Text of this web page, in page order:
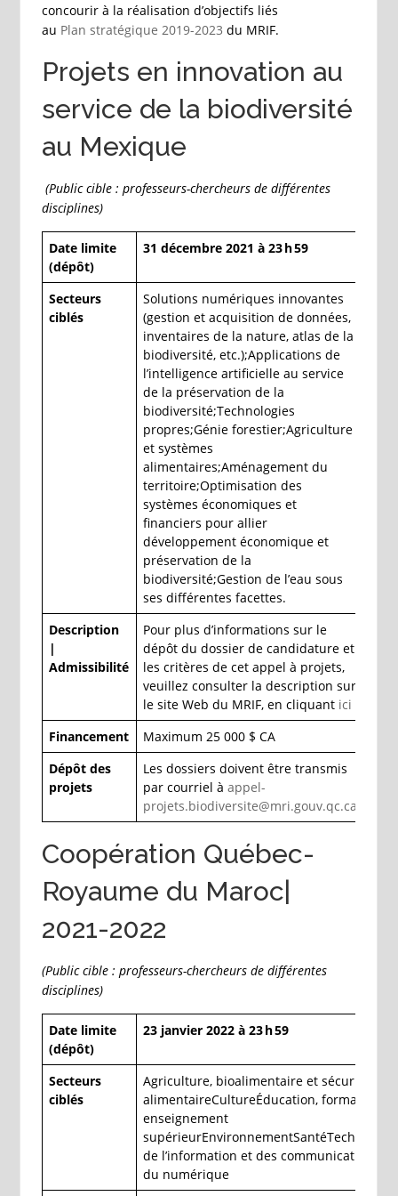
concourir à la réalisation d’objectifs liés
au Plan stratégique 2019-2023 du MRIF.
Projets en innovation au
service de la biodiversité
au Mexique
(Public cible : professeurs-chercheurs de différentes
disciplines)
Date limite
(dépôt)
31 décembre 2021 à 23 h 59
Secteurs
ciblés
Solutions numériques innovantes
(gestion et acquisition de données,
inventaires de la nature, atlas de la
biodiversité, etc.);Applications de
l’intelligence artificielle au service
de la préservation de la
biodiversité;Technologies
propres;Génie forestier;Agriculture
et systèmes
alimentaires;Aménagement du
territoire;Optimisation des
systèmes économiques et
financiers pour allier
développement économique et
préservation de la
biodiversité;Gestion de l’eau sous
ses différentes facettes.
Description
|
Admissibilité
Pour plus d’informations sur le
dépôt du dossier de candidature et
les critères de cet appel à projets,
veuillez consulter la description sur
le site Web du MRIF, en cliquant ici
Financement
Maximum 25 000 $ CA
Dépôt des
projets
Les dossiers doivent être transmis
par courriel à appel-
projets.biodiversite@mri.gouv.qc.ca
Coopération Québec-
Royaume du Maroc|
2021-2022
(Public cible : professeurs-chercheurs de différentes
disciplines)
Date limite
(dépôt)
23 janvier 2022 à 23 h 59
Secteurs
ciblés
Agriculture, bioalimentaire et sécurité
alimentaireCultureÉducation, formation et
enseignement
de l’information et des communications et
du numérique